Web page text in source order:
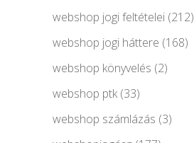
webshop jogi feltételei (212)
webshop jogi háttere (168)
webshop könyvelés (2)
webshop ptk(33)
webshop számlázás (3)